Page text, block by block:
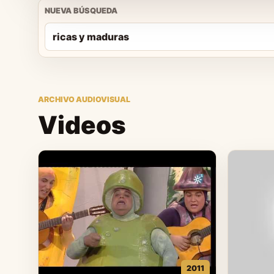
NUEVA BÚSQUEDA
ARCHIVO AUDIOVISUAL
Videos
2011